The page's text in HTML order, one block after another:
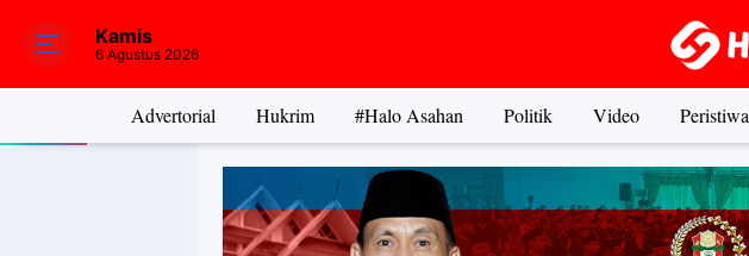
Kamis
6 Agustus 2026
Advertorial Hukrim #Halo Asahan Politik Video Peristiwa